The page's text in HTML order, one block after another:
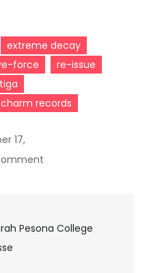
extreme decay
force
re-issue
records
17,
20
Pesona College